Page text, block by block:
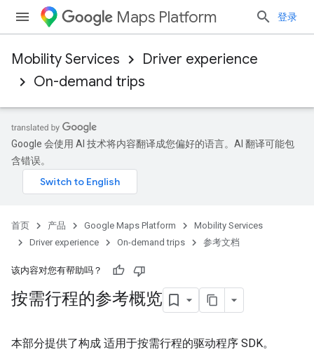
Maps Platform 登录
Mobility Services
Driver experience
On-demand trips
Google 会使用 AI 技术将内容翻译成您偏好的语言。AI 翻译可能包
含错误。
首页 产品 Google Maps Platform
Mobility Services
Driver experience
On-demand trips 参考文档
该内容对您有帮助吗？
按需行程的参考概览
本部分提供了构成 适用于按需行程的驱动程序 SDK。